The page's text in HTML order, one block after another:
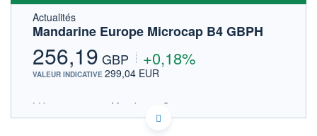
FORUM
Actualités
Mandarine Europe Microcap B4 GBPH
256,19 GBP +0,18%
VALEUR INDICATIVE 299,04 EUR
LU1342507396 - Mandarine Gestion
OPCVM DERNIER COURS CONNU AU 06/08/2026